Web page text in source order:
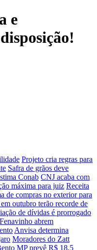
e
Projeto cria regras para
Safra de grãos deve
Conab CNJ acaba com
máxima para juiz Receita
de compras no exterior para
outubro terão recorde de
de dívidas é prorrogado
abrem
Anvisa determina
Moradores do Zatt
MP prevê R$ 18,5